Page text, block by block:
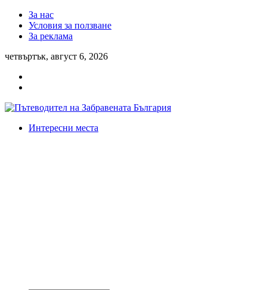
За нас
Условия за ползване
За реклама
четвъртък, август 6, 2026
Интересни места